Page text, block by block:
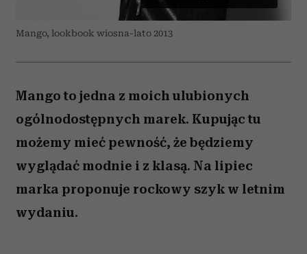
Mango, lookbook wiosna-lato 2013
Mango to jedna z moich ulubionych
ogólnodostępnych marek. Kupując tu
możemy mieć pewność, że będziemy
wyglądać modnie i z klasą. Na lipiec
marka proponuje rockowy szyk w letnim
wydaniu.